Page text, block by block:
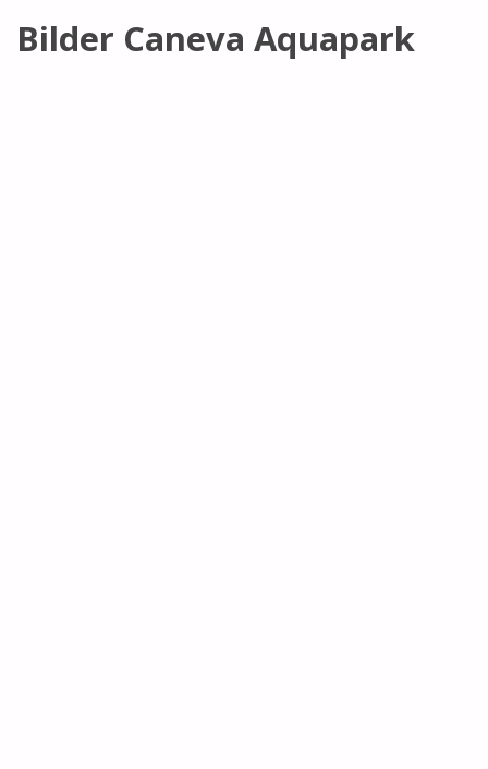
Bilder Caneva Aquapark